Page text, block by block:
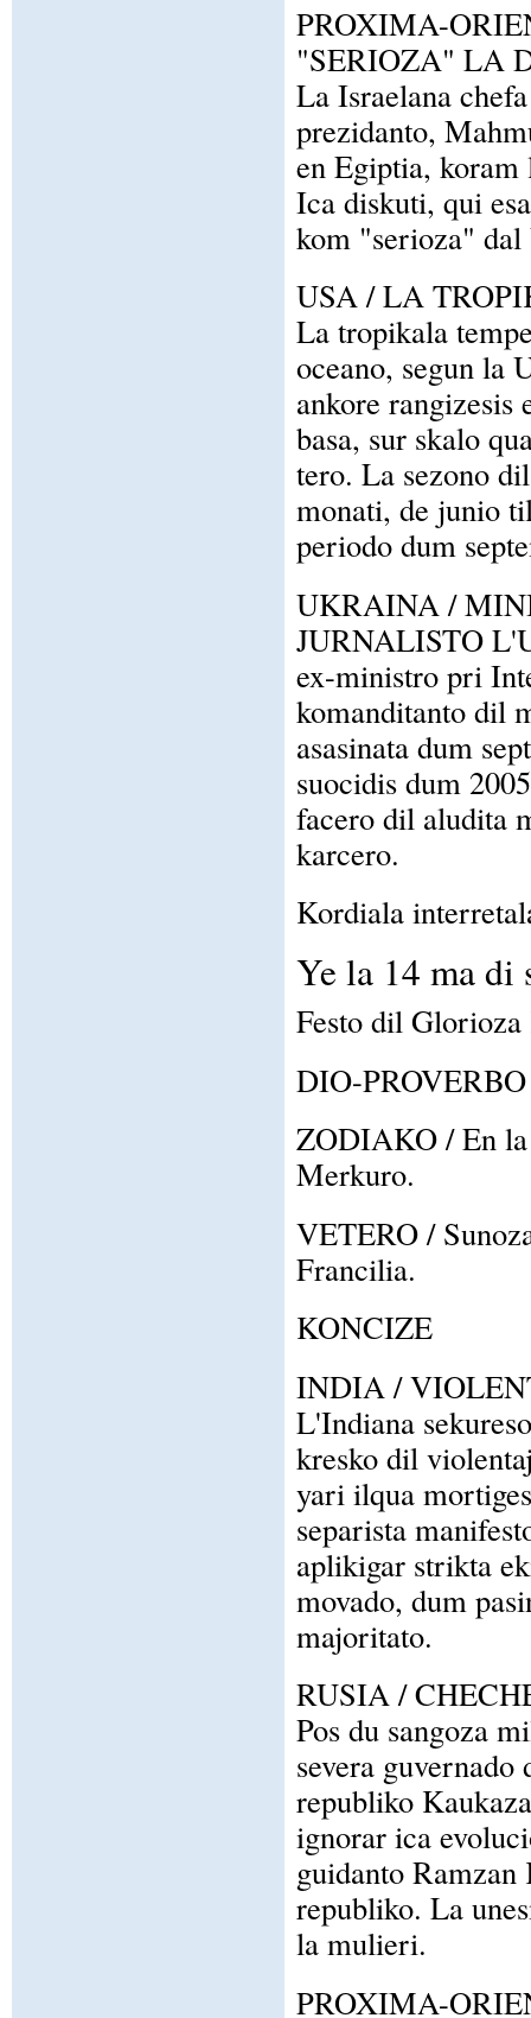
PROXIMA-
"SERIOZA" LA
La Israelana
prezidanto,
en Egiptia,
Ica diskuti, qui
kom "serioza" dal
USA / LA
La tropikala
oceano, segun la
ankore
basa, sur skalo
tero. La sezono
monati, de junio
periodo dum
UKRAINA /
JURNALISTO
ex-ministro pri
komanditanto dil
asasinata dum
suocidis dum
facero dil aludita
karcero.
Kordiala
Ye la 14 ma di
Festo dil
DIO-
ZODIAKO / En la
Merkuro.
VETERO /
Francilia.
KONCIZE
INDIA /
L'Indiana
kresko dil
yari ilqua
separista
aplikigar strikta
movado, dum
majoritato.
RUSIA /
Pos du sangoza
severa
republiko
ignorar ica
guidanto
republiko. La
la mulieri.
PROXIMA-